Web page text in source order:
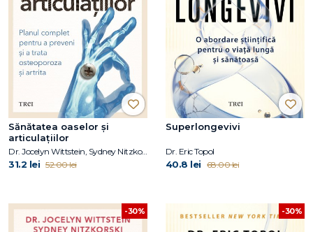
Sănătatea oaselor și
articulațiilor
Dr. Jocelyn Wittstein, Sydney Nitzkorski
31.2 lei 52.00 lei
Superlongevivi
Dr. Eric Topol
40.8 lei 68.00 lei
-30% -30%